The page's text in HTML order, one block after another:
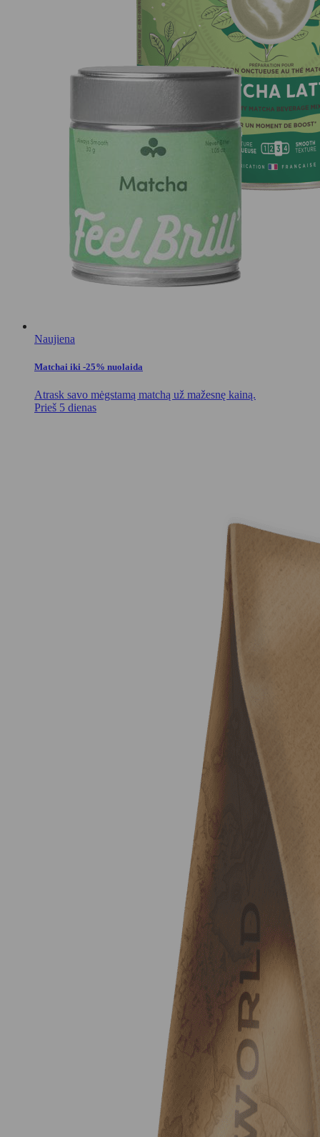
Naujiena
Matchai iki -25% nuolaida
Atrask savo mėgstamą matchą už mažesnę kainą.
Prieš 5 dienas